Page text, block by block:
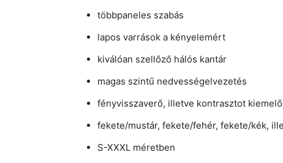
többpaneles szabás
lapos varrások a kényelemért
kiválóan szellőző hálós kantár
magas szintű nedvességelvezetés
fényvisszaverő, illetve kontrasztot
fekete/mustár, fekete/fehér, fekete/kék,
S-XXXL méretben